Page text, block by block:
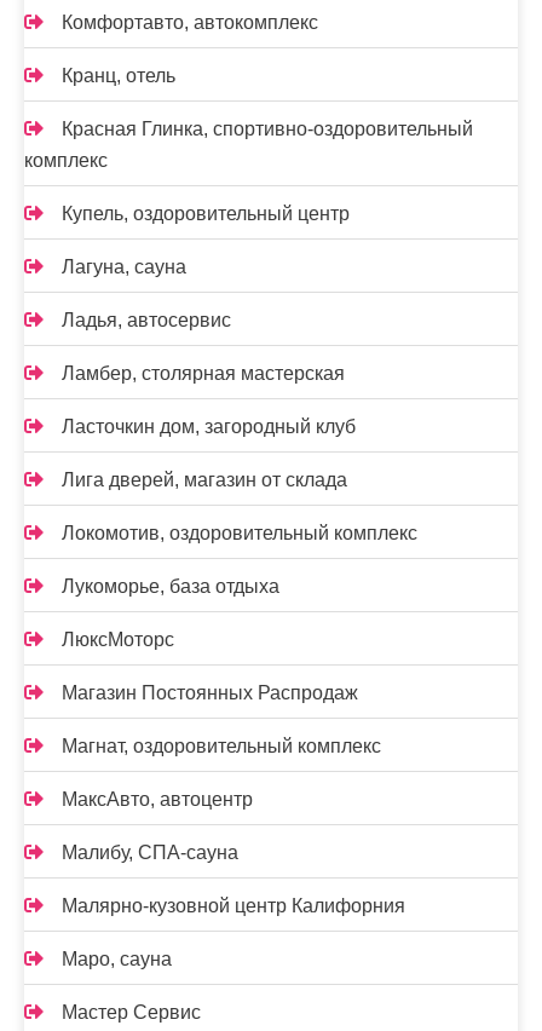
Комфортавто, автокомплекс
Кранц, отель
Красная Глинка, спортивно-оздоровительный
комплекс
Купель, оздоровительный центр
Лагуна, сауна
Ладья, автосервис
Ламбер, столярная мастерская
Ласточкин дом, загородный клуб
Лига дверей, магазин от склада
Локомотив, оздоровительный комплекс
Лукоморье, база отдыха
ЛюксМоторс
Магазин Постоянных Распродаж
Магнат, оздоровительный комплекс
МаксАвто, автоцентр
Малибу, СПА-сауна
Малярно-кузовной центр Калифорния
Маро, сауна
Мастер Сервис